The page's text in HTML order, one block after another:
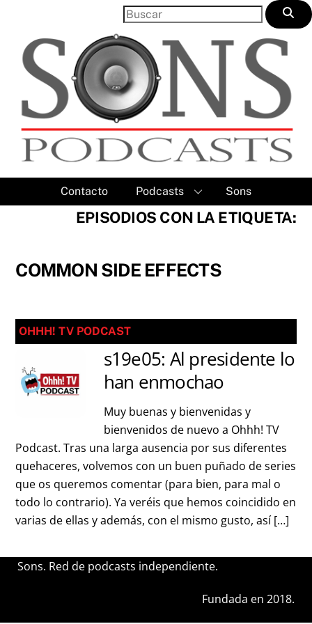
content
Contacto Podcasts Sons
EPISODIOS CON LA ETIQUETA:
COMMON SIDE EFFECTS
OHHH! TV PODCAST
s19e05: Al presidente lo
han enmochao
Muy buenas y bienvenidas y
bienvenidos de nuevo a Ohhh! TV
Podcast. Tras una larga ausencia por sus diferentes
quehaceres, volvemos con un buen puñado de series
que os queremos comentar (para bien, para mal o
todo lo contrario). Ya veréis que hemos coincidido en
varias de ellas y además, con el mismo gusto, así […]
Sons. Red de podcasts independiente.
Fundada en 2018.